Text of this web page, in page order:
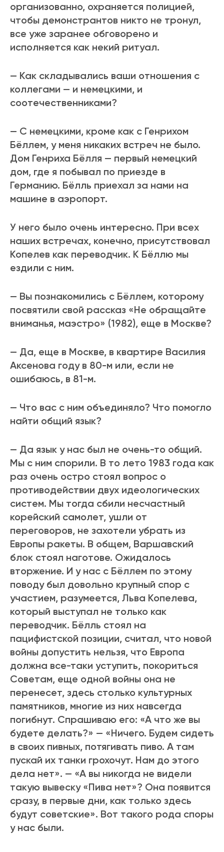
организованно, охраняется полицией,
чтобы демонстрантов никто не тронул,
все уже заранее обговорено и
исполняется как некий ритуал.
— Как складывались ваши отношения с
коллегами — и немецкими, и
соотечественниками?
— С немецкими, кроме как с Генрихом
Бёллем, у меня никаких встреч не было.
Дом Генриха Бёлля — первый немецкий
дом, где я побывал по приезде в
Германию. Бёлль приехал за нами на
машине в аэропорт.
У него было очень интересно. При всех
наших встречах, конечно, присутствовал
Копелев как переводчик. К Бёллю мы
ездили с ним.
— Вы познакомились с Бёллем, которому
посвятили свой рассказ «Не обращайте
вниманья, маэстро» (1982), еще в Москве?
— Да, еще в Москве, в квартире Василия
Аксенова году в 80-м или, если не
ошибаюсь, в 81-м.
— Что вас с ним объединяло? Что помогло
найти общий язык?
— Да язык у нас был не очень-то общий.
Мы с ним спорили. В то лето 1983 года как
раз очень остро стоял вопрос о
противодействии двух идеологических
систем. Мы тогда сбили несчастный
корейский самолет, ушли от
переговоров, не захотели убрать из
Европы ракеты. В общем, Варшавский
блок стоял наготове. Ожидалось
вторжение. И у нас с Бёллем по этому
поводу был довольно крупный спор с
участием, разумеется, Льва Копелева,
который выступал не только как
переводчик. Бёлль стоял на
пацифистской позиции, считал, что новой
войны допустить нельзя, что Европа
должна все-таки уступить, покориться
Советам, еще одной войны она не
перенесет, здесь столько культурных
памятников, многие из них навсегда
погибнут. Спрашиваю его: «А что же вы
будете делать?» — «Ничего. Будем сидеть
в своих пивных, потягивать пиво. А там
пускай их танки грохочут. Нам до этого
дела нет». — «А вы никогда не видели
такую вывеску «Пива нет»? Она появится
сразу, в первые дни, как только здесь
будут советские». Вот такого рода споры
у нас были.